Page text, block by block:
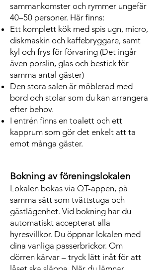
sammankomster och rymmer ungefär
40–50 personer. Här finns:
Ett komplett kök med spis ugn, micro,
diskmaskin och kaffebryggare, samt
kyl och frys för förvaring (Det ingår
även porslin, glas och bestick för
samma antal gäster)
Den stora salen är möblerad med
bord och stolar som du kan arrangera
efter behov.
I entrén finns en toalett och ett
kapprum som gör det enkelt att ta
emot många gäster.
Bokning av föreningslokalen
Lokalen bokas via QT-appen, på
samma sätt som tvättstuga och
gästlägenhet. Vid bokning har du
automatiskt accepterat alla
hyresvillkor. Du öppnar lokalen med
dina vanliga passerbrickor. Om
dörren kärvar – tryck lätt inåt för att